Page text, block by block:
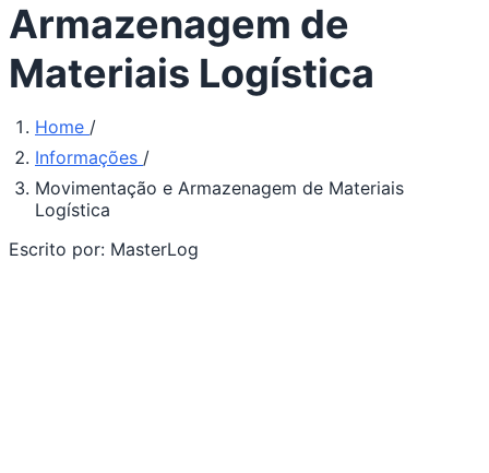
Armazenagem de
Materiais Logística
Home /
Informações /
Movimentação e Armazenagem de Materiais
Logística
Escrito por: MasterLog